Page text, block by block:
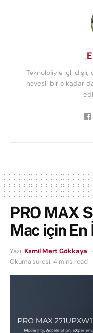
Teknolojiyle içli
hevesli bir o kadar
PRO MAX
Mac için En
Yazı: Kamil Mert Gökkaya
Okuma süresi: 4 mins read